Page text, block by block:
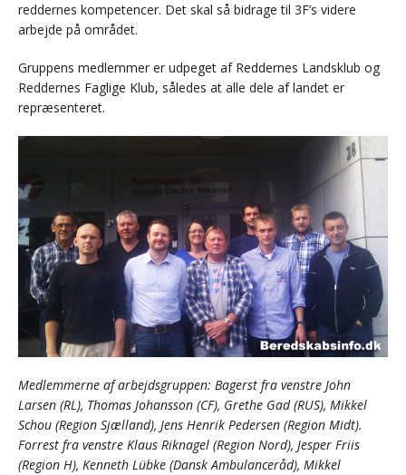
reddernes kompetencer. Det skal så bidrage til 3F’s videre
arbejde på området.
Gruppens medlemmer er udpeget af Reddernes Landsklub og
Reddernes Faglige Klub, således at alle dele af landet er
repræsenteret.
Medlemmerne af arbejdsgruppen: Bagerst fra venstre John
Larsen (RL), Thomas Johansson (CF), Grethe Gad (RUS), Mikkel
Schou (Region Sjælland), Jens Henrik Pedersen (Region Midt).
Forrest fra venstre Klaus Riknagel (Region Nord), Jesper Friis
(Region H), Kenneth Lübke (Dansk Ambulanceråd), Mikkel